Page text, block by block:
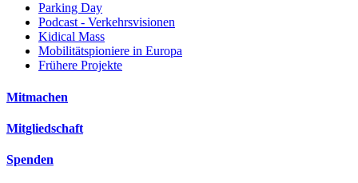
Parking Day
Podcast - Verkehrsvisionen
Kidical Mass
Mobilitätspioniere in Europa
Frühere Projekte
Mitmachen
Mitgliedschaft
Spenden